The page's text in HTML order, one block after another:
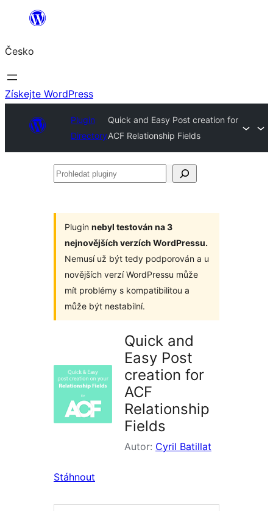
Přeskočit
obsah
Česko
Získejte WordPress
Plugin
Directory
Quick and Easy Post creation for
ACF Relationship Fields
Prohledat
Plugin nebyl testován na 3
nejnovějších verzích WordPressu.
Nemusí už být tedy podporován a u
novějších verzí WordPressu může
mít problémy s kompatibilitou a
může být nestabilní.
Quick and
Easy Post
creation for
ACF
Relationship
Fields
Autor: Cyril Batillat
Stáhnout